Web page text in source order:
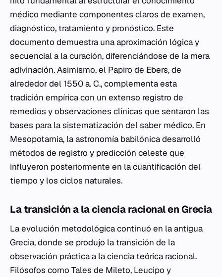
médico mediante componentes claros de examen,
diagnóstico, tratamiento y pronóstico. Este
documento demuestra una aproximación lógica y
secuencial a la curación, diferenciándose de la mera
adivinación. Asimismo, el Papiro de Ebers, de
alrededor del 1550 a. C., complementa esta
tradición empírica con un extenso registro de
remedios y observaciones clínicas que sentaron las
bases para la sistematización del saber médico. En
Mesopotamia, la astronomía babilónica desarrolló
métodos de registro y predicción celeste que
influyeron posteriormente en la cuantificación del
tiempo y los ciclos naturales.
La transición a la ciencia racional en Grecia
La evolución metodológica continuó en la antigua
Grecia, donde se produjo la transición de la
observación práctica a la ciencia teórica racional.
Filósofos como Tales de Mileto, Leucipo y